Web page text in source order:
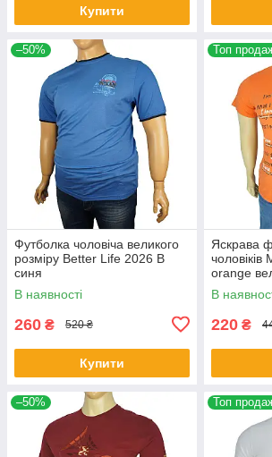
Купити
–50%
Футболка чоловіча великого
розміру Better Life 2026 В
синя
В наявності
260 ₴ 520 ₴
Купити
Топ
Яскрава
orange
В
220 ₴
–50% Топ